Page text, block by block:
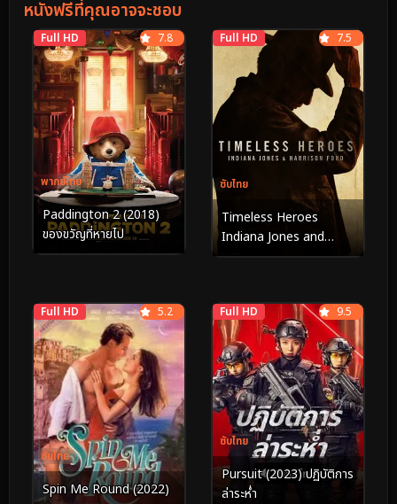
หนังฟรีที่คุณอาจจะชอบ
Full HD
พากย์ไทย
7.8
Paddington 2 (2018)
ของขวัญที่หายไป
Full HD
ซับไทย
7.5
Timeless Heroes
Indiana Jones and
Harrison Ford (2023)
Full HD
ซับไทย
5.2
Spin Me Round (2022)
Full HD
ซับไทย
9.5
Pursuit (2023) ปฏิบัติการ
ล่าระห่ำ